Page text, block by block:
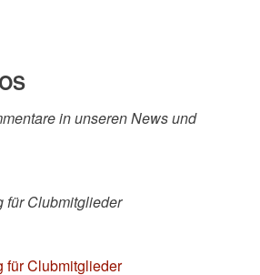
in unseren News und
für Clubmitglieder
für Clubmitglieder